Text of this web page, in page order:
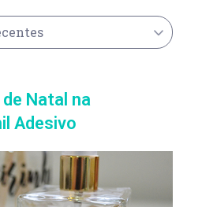
Natal na
Adesivo